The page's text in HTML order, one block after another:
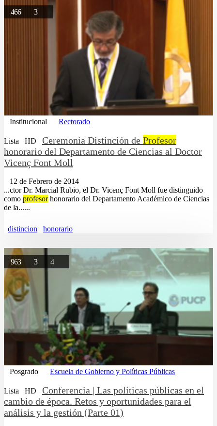
466 3
Institucional Rectorado
Lista HD Ceremonia Distinción de Profesor
honorario del Departamento de Ciencias al Doctor
Vicenç Font Moll
12 de Febrero de 2014
...ctor Dr. Marcial Rubio, el Dr. Vicenç Font Moll fue distinguido
como profesorhonorario del Departamento Académico de Ciencias
de la......
distincion honorario
963 3 4
Posgrado Escuela de Gobierno y Políticas Públicas
Lista HD
Conferencia | Las políticas públicas en el
cambio de época. Retos y oportunidades para el
análisis y la gestión (Parte 01)